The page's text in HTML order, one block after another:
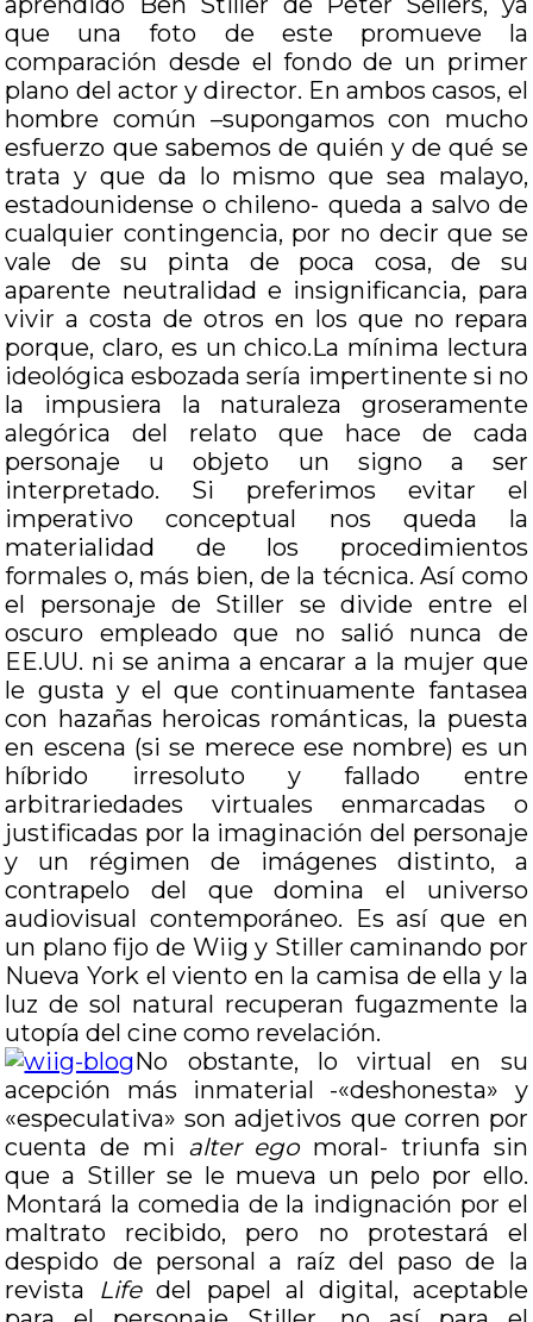
que una foto de este promueve la
comparación desde el fondo de un primer
plano del actor y director. En ambos casos, el
hombre común –supongamos con mucho
esfuerzo que sabemos de quién y de qué se
trata y que da lo mismo que sea malayo,
estadounidense o chileno- queda a salvo de
cualquier contingencia, por no decir que se
vale de su pinta de poca cosa, de su
aparente neutralidad e insignificancia, para
vivir a costa de otros en los que no repara
porque, claro, es un chico.La mínima lectura
ideológica esbozada sería impertinente si no
la impusiera la naturaleza groseramente
alegórica del relato que hace de cada
personaje u objeto un signo a ser
interpretado. Si preferimos evitar el
imperativo conceptual nos queda la
materialidad de los procedimientos
formales o, más bien, de la técnica. Así como
el personaje de Stiller se divide entre el
oscuro empleado que no salió nunca de
EE.UU. ni se anima a encarar a la mujer que
le gusta y el que continuamente fantasea
con hazañas heroicas románticas, la puesta
en escena (si se merece ese nombre) es un
híbrido irresoluto y fallado entre
arbitrariedades virtuales enmarcadas o
justificadas por la imaginación del personaje
y un régimen de imágenes distinto, a
contrapelo del que domina el universo
audiovisual contemporáneo. Es así que en
un plano fijo de Wiig y Stiller caminando por
Nueva York el viento en la camisa de ella y la
luz de sol natural recuperan fugazmente la
utopía del cine como revelación.
No obstante, lo virtual en su
acepción más inmaterial -«deshonesta» y
«especulativa» son adjetivos que corren por
cuenta de mi alter egomoral- triunfa sin
que a Stiller se le mueva un pelo por ello.
Montará la comedia de la indignación por el
maltrato recibido, pero no protestará el
despido de personal a raíz del paso de la
revista Lifedel papel al digital, aceptable